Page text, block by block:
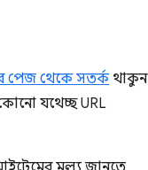
পেজ থেকে সতর্কথাকুন
কোনো যথেচ্ছ URL